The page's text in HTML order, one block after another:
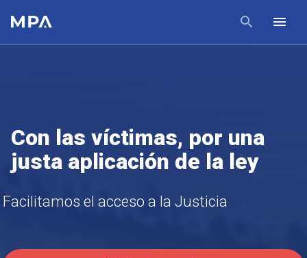
Con las víctimas, por una
justa aplicación de la ley
Facilitamos el acceso a la Justicia